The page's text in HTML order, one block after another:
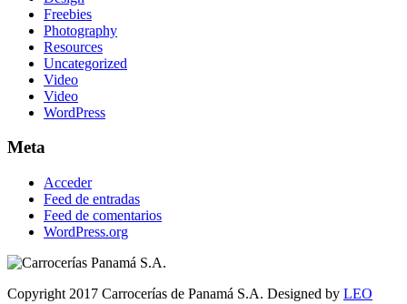
Freebies
Photography
Resources
Uncategorized
Video
Video
WordPress
Meta
Acceder
Feed de entradas
Feed de comentarios
WordPress.org
Copyright 2017 Carrocerías de Panamá S.A. Designed by LEO